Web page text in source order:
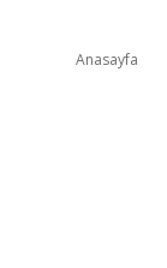
Anasayfa